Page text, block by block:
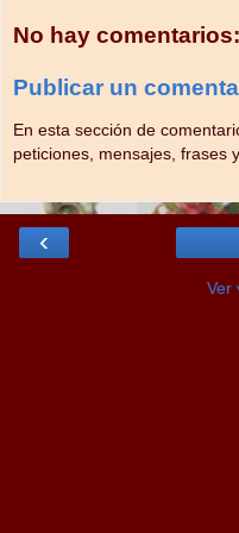
No hay comentarios:
Publicar un
En esta sección de
peticiones, mensajes, frases
‹
Ver